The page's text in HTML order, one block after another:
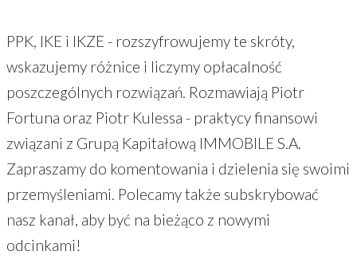
PPK, IKE i IKZE - rozszyfrowujemy te skróty,
wskazujemy różnice i liczymy opłacalność
poszczególnych rozwiązań. Rozmawiają Piotr
Fortuna oraz Piotr Kulessa - praktycy finansowi
związani z Grupą Kapitałową IMMOBILE S.A.
Zapraszamy do komentowania i dzielenia się swoimi
przemyśleniami. Polecamy także subskrybować
nasz kanał, aby być na bieżąco z nowymi
odcinkami!